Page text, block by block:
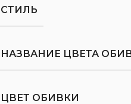
СТИЛЬ
НАЗВАНИЕ ЦВЕТА
ЦВЕТ ОБИВКИ